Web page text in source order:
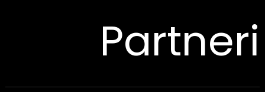
Partneri